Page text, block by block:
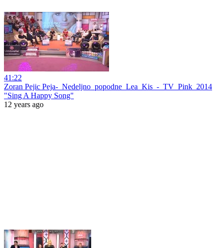
41:22
Zoran Pejic Peja-_Nedeljno_popodne_Lea_Kis_-_TV_Pink_2014
"Sing A Happy Song"
12 years ago